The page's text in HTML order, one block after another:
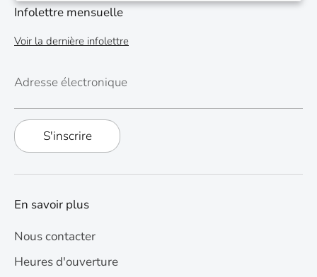
Infolettre mensuelle
Voir la dernière infolettre
Adresse électronique
S'inscrire
En savoir plus
Nous contacter
Heures d'ouverture